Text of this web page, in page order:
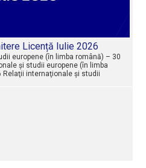
Licență Iulie 2026
europene (în limba română) – 30
şi studii europene (în limba
Relaţii internaţionale şi studii